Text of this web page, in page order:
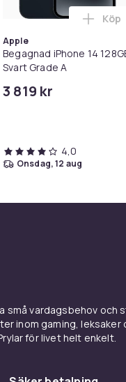
iPhone 14 Plus
Apple
Begagnad iPhone 14
Svart Grade A
3 819 kr
Köp
4,0
onsdag, 12 aug
små vardagsbehov och
inom gaming, leksaker
för livet helt enkelt.